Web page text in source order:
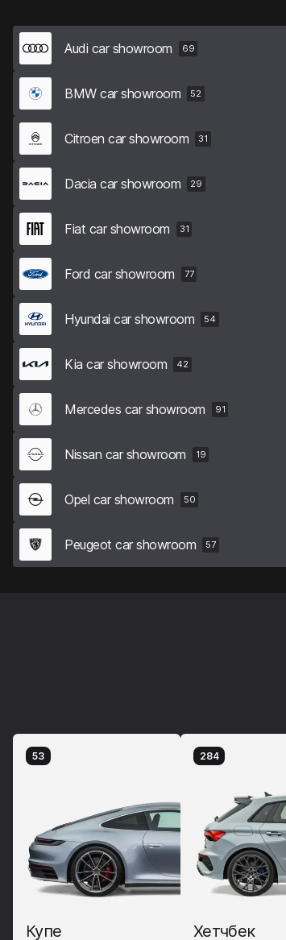
Audi car showroom 69
BMW car showroom 52
Citroen car showroom 31
Dacia car showroom 29
Fiat car showroom 31
Ford car showroom 77
Hyundai car showroom 54
Kia car showroom 42
Mercedes car showroom 91
Nissan car showroom 19
Opel car showroom 50
Peugeot car showroom 57
53
Купе
284
Хетчбек